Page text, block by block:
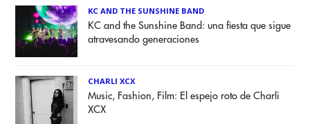
KC AND THE SUNSHINE BAND
KC and the Sunshine Band: una fiesta que sigue
atravesando generaciones
CHARLI XCX
Music, Fashion, Film: El espejo roto de Charli
XCX